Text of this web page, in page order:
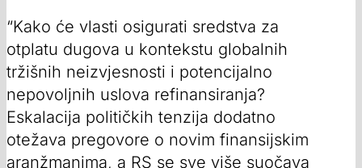
“Kako će vlasti osigurati sredstva za
otplatu dugova u kontekstu globalnih
tržišnih neizvjesnosti i potencijalno
nepovoljnih uslova refinansiranja?
Eskalacija političkih tenzija dodatno
otežava pregovore o novim finansijskim
aranžmanima, a RS se sve više suočava